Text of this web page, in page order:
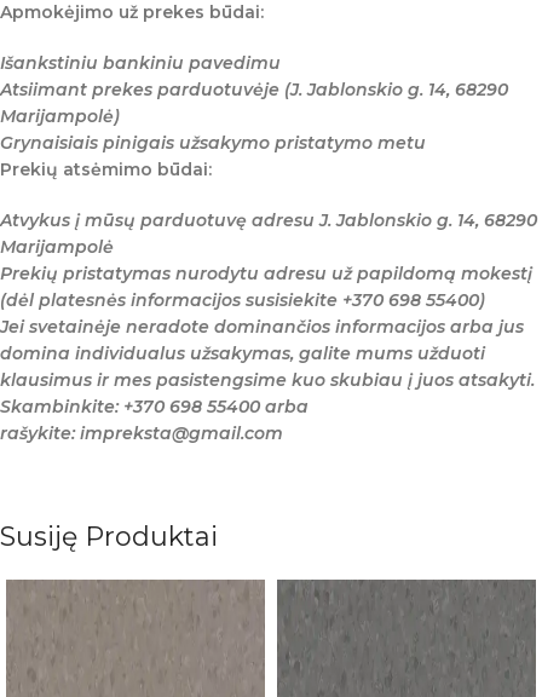
Apmokėjimo už prekes būdai:
Išankstiniu bankiniu pavedimu
Atsiimant prekes parduotuvėje (J. Jablonskio g. 14, 68290
Marijampolė)
Grynaisiais pinigais užsakymo pristatymo metu
Prekių atsėmimo būdai:
Atvykus į mūsų parduotuvę adresu J. Jablonskio g. 14, 68290
Marijampolė
Prekių pristatymas nurodytu adresu už papildomą mokestį
(dėl platesnės informacijos susisiekite +370 698 55400)
Jei svetainėje neradote dominančios informacijos arba jus
domina individualus užsakymas, galite mums užduoti
klausimus ir mes pasistengsime kuo skubiau į juos atsakyti.
Skambinkite: +370 698 55400 arba
rašykite: impreksta@gmail.com
Susiję Produktai